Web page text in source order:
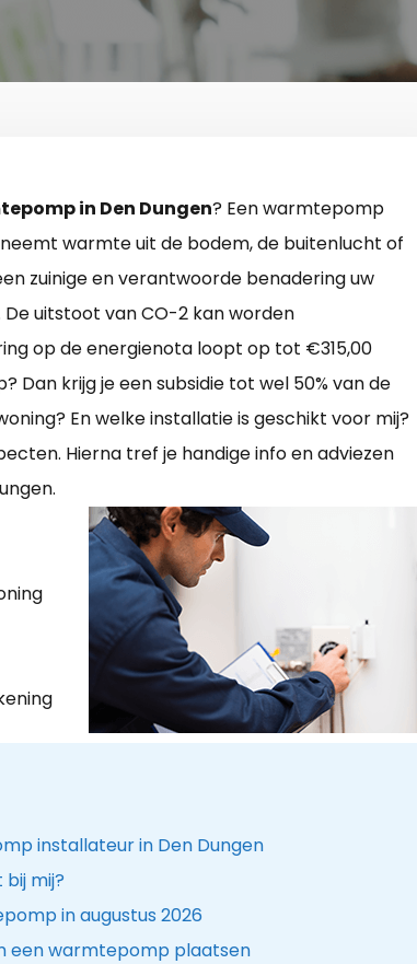
in Den Dungen? Een warmtepomp
warmte uit de bodem, de buitenlucht of
zuinige en verantwoorde benadering uw
uitstoot van CO-2 kan worden
op de energienota loopt op tot €315,00
Dan krijg je een subsidie tot wel 50% van de
En welke installatie is geschikt voor mij?
Hierna tref je handige info en adviezen
installateur in Den Dungen
mij?
in augustus 2026
een warmtepomp plaatsen